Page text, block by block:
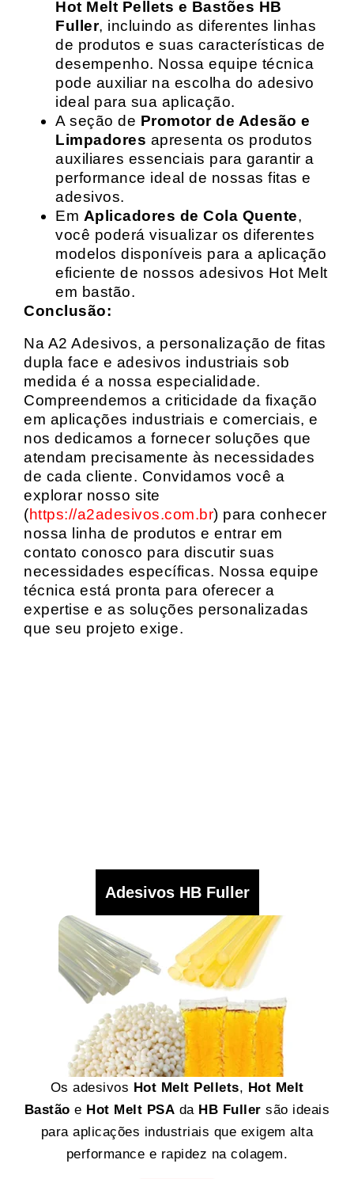
Hot Melt Pellets e Bastões HB
Fuller, incluindo as diferentes linhas
de produtos e suas características de
desempenho. Nossa equipe técnica
pode auxiliar na escolha do adesivo
ideal para sua aplicação.
A seção de Promotor de Adesão e
Limpadores apresenta os produtos
auxiliares essenciais para garantir a
performance ideal de nossas fitas e
adesivos.
Em Aplicadores de Cola Quente,
você poderá visualizar os diferentes
modelos disponíveis para a aplicação
eficiente de nossos adesivos Hot Melt
em bastão.
Conclusão:
Na A2 Adesivos, a personalização de fitas
dupla face e adesivos industriais sob
medida é a nossa especialidade.
Compreendemos a criticidade da fixação
em aplicações industriais e comerciais, e
nos dedicamos a fornecer soluções que
atendam precisamente às necessidades
de cada cliente. Convidamos você a
explorar nosso site
(https://a2adesivos.com.br) para conhecer
nossa linha de produtos e entrar em
contato conosco para discutir suas
necessidades específicas. Nossa equipe
técnica está pronta para oferecer a
expertise e as soluções personalizadas
que seu projeto exige.
Adesivos HB Fuller
Os adesivos Hot Melt Pellets, Hot Melt
Bastão e Hot Melt PSA da HB Fuller são ideais
para aplicações industriais que exigem alta
performance e rapidez na colagem.